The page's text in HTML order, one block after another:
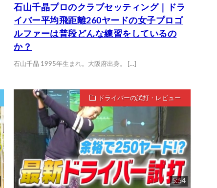
石山千晶プロのクラブセッティング｜ドラ
イバー平均飛距離260ヤードの女子プロゴ
ルファーは普段どんな練習をしているの
か？
石山千晶 1995年生まれ。大阪府出身。 […]
ドライバーの試打・レビュー
5:54